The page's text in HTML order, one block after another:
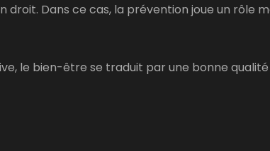
Dans ce cas, la prévention joue un rôle
le bien-être se traduit par une bonne